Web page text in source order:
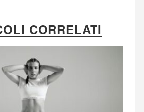
CORRELATI